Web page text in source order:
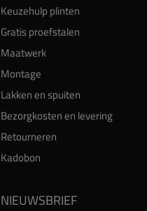
Keuzehulp plinten
Gratis proefstalen
Maatwerk
Montage
Lakken en spuiten
Bezorgkosten en levering
Retourneren
Kadobon
NIEUWSBRIEF